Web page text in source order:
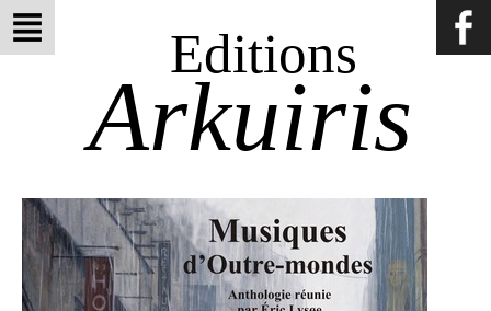
Editions
Arkuiris